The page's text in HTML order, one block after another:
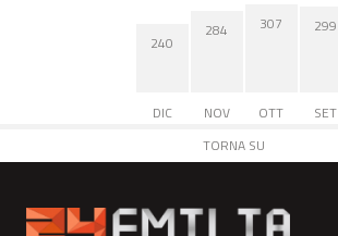
240
DIC
284
NOV
307
OTT
299
SET
TORNA SU